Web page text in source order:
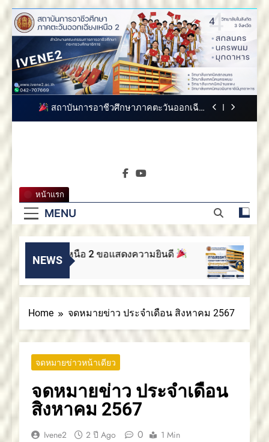
Skip
to
สถาบันการอาชีวศึกษาภาคตะวันออกเฉียงเหนือ
2 ขอแสดงความยินดี
สถาบันการอาชีวศึกษาภาคตะวันออกเฉียง
อาชีวศึกษาภาคตะวันออกเฉียงเหนือ 2
สถาบันการอาชีวศึกษาภาคตะวันออกเฉียงเหนือ
สถาบันการอาชีวศึกษาภาคตะวันออกเฉียง
เหนือ 2 ขอแสดงความยินดี
สถาบันการอาชีวศึกษาภาคตะวันออกเฉียงเหนือ
2 ประกาศสรรหากรรมการสภาสถาบันผู้ทรง
คุณวุฒิ
ขอแสดงความยินดีกับบัณฑิตทุกท่าน สถาบันการ
อาชีวศึกษาภาคตะวันออกเฉียงเหนือ 2
สถาบันการ
ภาคตะวัน
ออกเฉียง
เหนือ 2
สถาบันการอาชีวศึกษาภาค
MENU
หน้าแรก
NEWS
อกเฉียงเหนือ 2 ขอแสดงความยินดี สถาบั
2 เดือน
Home จดหมายข่าว ประจำเดือน สิงหาคม 2567
จดหมายข่าวหน้าเดียว
จดหมายข่าว ประจำเดือน
สิงหาคม 2567
Ivene2 2 ปี Ago 0 1 Min